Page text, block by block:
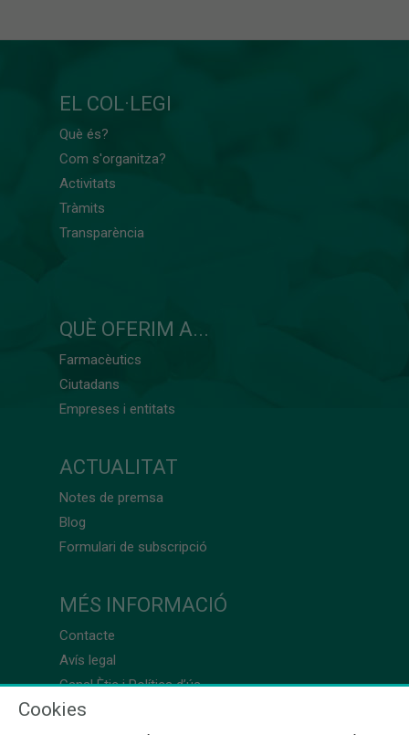
EL COL·LEGI
Què és?
Com s'organitza?
Activitats
Tràmits
Transparència
QUÈ OFERIM A...
Farmacèutics
Ciutadans
Empreses i entitats
ACTUALITAT
Notes de premsa
Blog
Formulari de subscripció
MÉS INFORMACIÓ
Contacte
Avís legal
Canal Ètic i Política d’ús
Cookies